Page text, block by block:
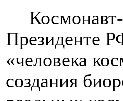
Президенте
«человека
создания